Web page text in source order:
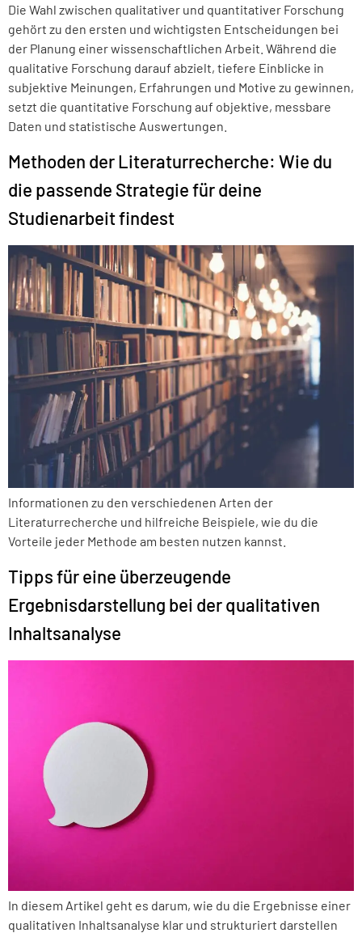
Die Wahl zwischen qualitativer und quantitativer Forschung
gehört zu den ersten und wichtigsten Entscheidungen bei
der Planung einer wissenschaftlichen Arbeit. Während die
qualitative Forschung darauf abzielt, tiefere Einblicke in
subjektive Meinungen, Erfahrungen und Motive zu gewinnen,
setzt die quantitative Forschung auf objektive, messbare
Daten und statistische Auswertungen.
Methoden der Literaturrecherche: Wie du
die passende Strategie für deine
Studienarbeit findest
Informationen zu den verschiedenen Arten der
Literaturrecherche und hilfreiche Beispiele, wie du die
Vorteile jeder Methode am besten nutzen kannst.
Tipps für eine überzeugende
Ergebnisdarstellung bei der qualitativen
Inhaltsanalyse
In diesem Artikel geht es darum, wie du die Ergebnisse einer
qualitativen Inhaltsanalyse klar und strukturiert darstellen